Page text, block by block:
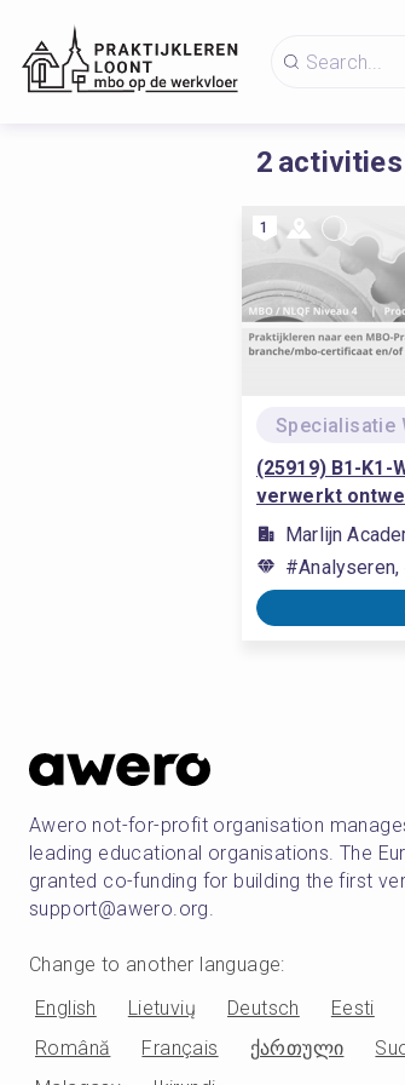
2 activities
1
(25919) B1-K1-
verwerkt
Marlijn
Awero not-for-profit organisation
leading educational organisations. The
granted co-funding for building the first
support@awero.org.
Change to another language:
English
Lietuvių Deutsch Eesti
Română
Français ქართული